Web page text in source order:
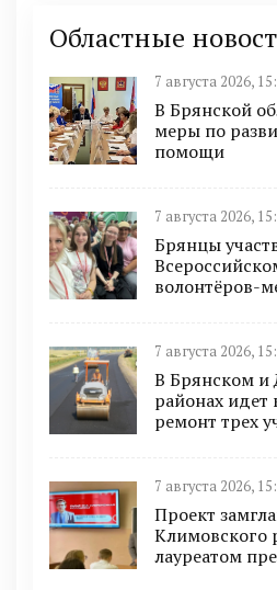
Областные
7 августа 2026,
В Брянской
меры по
помощи
7 августа 2026,
Брянцы
волонтёров-
7 августа 2026,
В Брянском и
районах
ремонт трех
7 августа 2026,
Проект
Климовского
лауреатом